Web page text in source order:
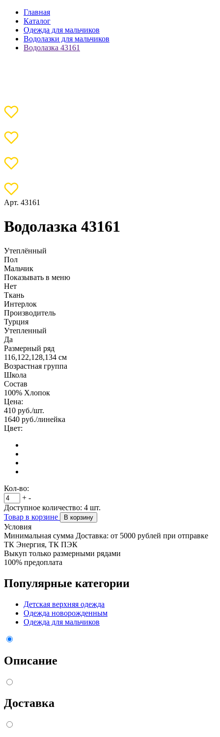
Главная
Каталог
Одежда для мальчиков
Водолазки для мальчиков
Водолазка 43161
Арт. 43161
Водолазка 43161
Утеплённый
Пол
Мальчик
Показывать в меню
Нет
Ткань
Интерлок
Производитель
Турция
Утепленный
Да
Размерный ряд
116,122,128,134 см
Возрастная группа
Школа
Состав
100% Хлопок
Цена:
410 руб./шт.
1640 руб./линейка
Цвет:
Кол-во:
+ -
Доступное количество: 4 шт.
Товар в корзине
В корзину
Условия
Минимальная сумма Доставка: от 5000 рублей при отправке
ТК Энергия, ТК ПЭК
Выкуп только размерными рядами
100% предоплата
Популярные категории
Детская верхняя одежда
Одежда новорожденным
Одежда для мальчиков
Описание
Доставка